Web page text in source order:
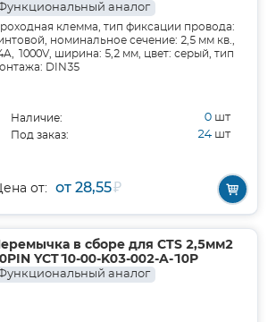
аналог
клемма, тип фиксации провода:
номинальное сечение: 2,5 мм кв.,
1000V, ширина: 5,2 мм, цвет: серый, тип
DIN35
Наличие: 0 шт
Под заказ: 24 шт
Цена от: от 28,55₽
в сборе для CTS 2,5мм2
YCT10-00-K03-002-A-10P
аналог